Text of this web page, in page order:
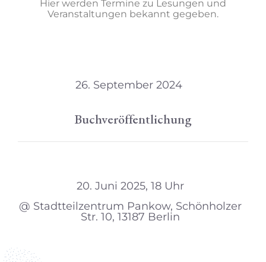
Hier werden Termine zu Lesungen und
Veranstaltungen bekannt gegeben.
26. September 2024
Buchveröffentlichung
20. Juni 2025, 18 Uhr
@ Stadtteilzentrum Pankow, Schönholzer
Str. 10, 13187 Berlin